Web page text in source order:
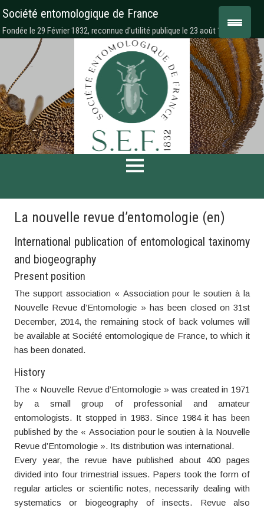
Société entomologique de France
Fondée le 29 Février 1832, reconnue d'utilité publique le 23 août 1878
La nouvelle revue d’entomologie (en)
International publication of entomological taxinomy
and biogeography
Present position
The support association « Association pour le soutien à la
Nouvelle Revue d’Entomologie » has been closed on 31st
December, 2014, the remaining stock of back volumes will
be available at Société entomologique de France, to which it
has been donated.
History
The « Nouvelle Revue d’Entomologie » was created in 1971
by a small group of professonial and amateur
entomologists. It stopped in 1983. Since 1984 it has been
published by the « Association pour le soutien à la Nouvelle
Revue d’Entomologie ». Its distribution was international.
Every year, the revue have published about 400 pages
divided into four trimestrial issues. Papers took the form of
regular articles or scientific notes, necessarily dealing with
systematics or biogeography of insects. Revue also